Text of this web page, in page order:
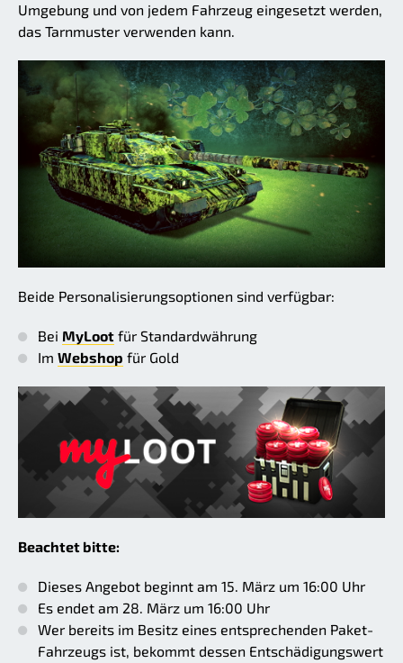
Umgebung und von jedem Fahrzeug eingesetzt werden,
das Tarnmuster verwenden kann.
Beide Personalisierungsoptionen sind verfügbar:
Bei MyLoot für Standardwährung
Im Webshop für Gold
Beachtet bitte:
Dieses Angebot beginnt am 15. März um 16:00 Uhr
Es endet am 28. März um 16:00 Uhr
Wer bereits im Besitz eines entsprechenden Paket-
Fahrzeugs ist, bekommt dessen Entschädigungswert